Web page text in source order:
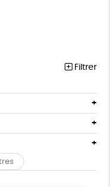
Filtrer
vegan